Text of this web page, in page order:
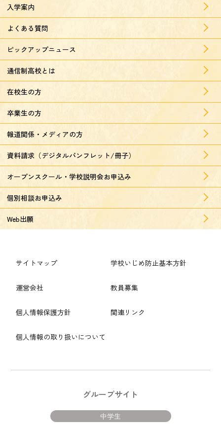
入学案内
よくある質問
ピックアップニュース
通信制高校とは
在校生の方
卒業生の方
報道関係・メディアの方
資料請求（デジタルパンフレット/冊子）
オープンスクール・学校説明会お申込み
個別相談お申込み
Web出願
サイトマップ
運営会社
個人情報保護方針
個人情報の取り扱いについて
学校いじめ防止基本方針
教員募集
関連リンク
グループサイト
中学生